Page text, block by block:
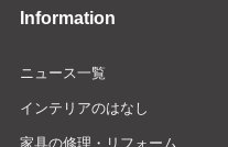
Information
ニュース一覧
インテリアのはなし
家具の修理・リフォーム